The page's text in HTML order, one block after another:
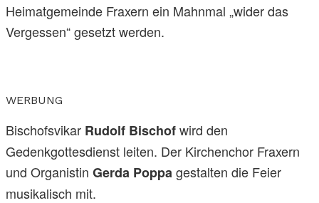
Heimatgemeinde Fraxern ein Mahnmal „wider das
Vergessen“ gesetzt werden.
WERBUNG
Bischofsvikar Rudolf Bischofwird den
Gedenkgottesdienst leiten. Der Kirchenchor Fraxern
und Organistin Gerda Poppagestalten die Feier
musikalisch mit.